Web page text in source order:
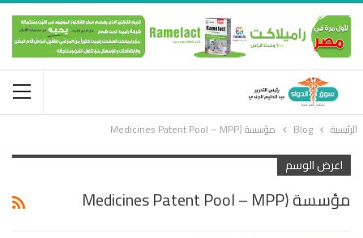
الرئيسية Blog مؤسسة (Medicines Patent Pool – MPP
اعرض الوسم
مؤسسة (Medicines Patent Pool – MPP